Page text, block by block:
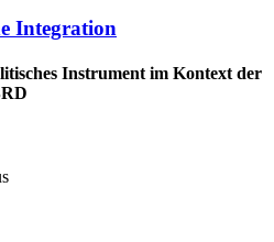
Integration
Instrument im Kontext der